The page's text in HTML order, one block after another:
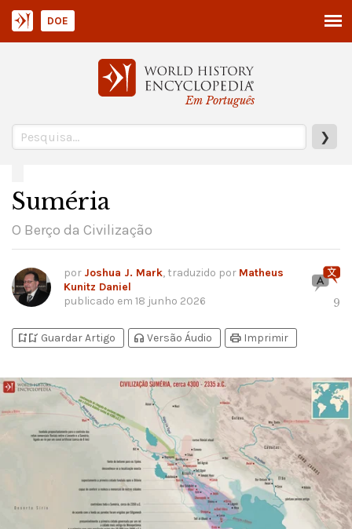
Em Português
❯
DOE
Suméria
O Berço da Civilização
por Joshua J. Mark, traduzido por Matheus
Kunitz Daniel
publicado em 18 junho 2026 9
bookmark_addbookmark_added Guardar Artigo headphones Versão Áudio print Imprimir